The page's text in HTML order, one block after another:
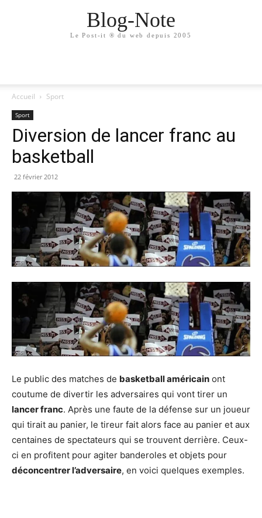
Blog-Note
Le Post-it ® du web depuis 2005
Accueil Sport
Sport
Diversion de lancer franc au
basketball
22 février 2012
Le public des matches de basketball américain ont
coutume de divertir les adversaires qui vont tirer un
lancer franc. Après une faute de la défense sur un joueur
qui tirait au panier, le tireur fait alors face au panier et aux
centaines de spectateurs qui se trouvent derrière. Ceux-
ci en profitent pour agiter banderoles et objets pour
déconcentrer l’adversaire, en voici quelques exemples.